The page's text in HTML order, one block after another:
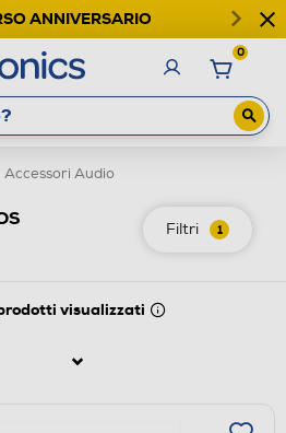
ANNIVERSARIO
0
Accessori Audio
Filtri 1
visualizzati